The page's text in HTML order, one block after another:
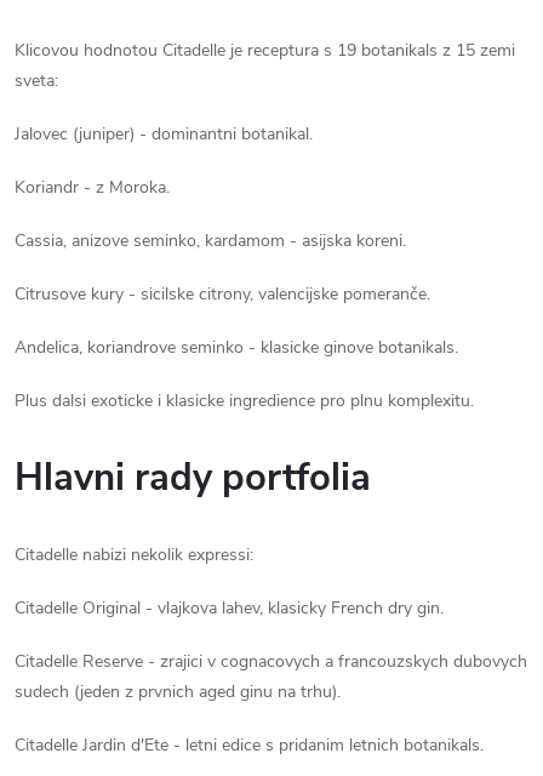
Klicovou hodnotou Citadelle je receptura s 19 botanikals z 15 zemi
sveta:
Jalovec (juniper) - dominantni botanikal.
Koriandr - z Moroka.
Cassia, anizove seminko, kardamom - asijska koreni.
Citrusove kury - sicilske citrony, valencijske pomeranče.
Andelica, koriandrove seminko - klasicke ginove botanikals.
Plus dalsi exoticke i klasicke ingredience pro plnu komplexitu.
Hlavni rady portfolia
Citadelle nabizi nekolik expressi:
Citadelle Original - vlajkova lahev, klasicky French dry gin.
Citadelle Reserve - zrajici v cognacovych a francouzskych dubovych
sudech (jeden z prvnich aged ginu na trhu).
Citadelle Jardin d'Ete - letni edice s pridanim letnich botanikals.